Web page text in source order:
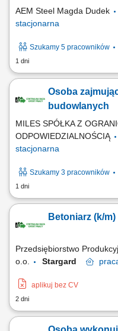
AEM Steel Magda Dudek
stacjonarna
Szukamy 5 pracowników
1 dni
Osoba
budowlanych
MILES SPÓŁKA Z
ODPOWIEDZIALNOŚCIĄ
stacjonarna
Szukamy 3 pracowników
1 dni
Betoniarz (k/m)
Przedsiębiorstwo
o.o.
Stargard
aplikuj bez CV
2 dni